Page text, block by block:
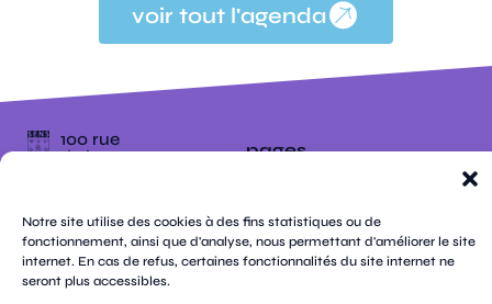
Notre site utilise des cookies à des fins statistiques ou de
fonctionnement, ainsi que d'analyse, nous permettant d'améliorer le site
internet. En cas de refus, certaines fonctionnalités du site internet ne
seront plus accessibles.
voir tout l'agenda
100 rue
de la
89108
Sens
Cedex
03 86 95
suivez-
nousfacebook
instagram
threads
tikwhatsapp
linkedin
youtube
twitter
pages
contacts
newsletters
du
site
mentions
légales
cookies
confidentialité
accessibilité